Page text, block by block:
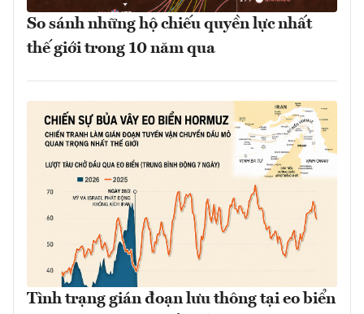
So sánh những hộ chiếu quyền lực nhất
thế giới trong 10 năm qua
Tình trạng gián đoạn lưu thông tại eo biển